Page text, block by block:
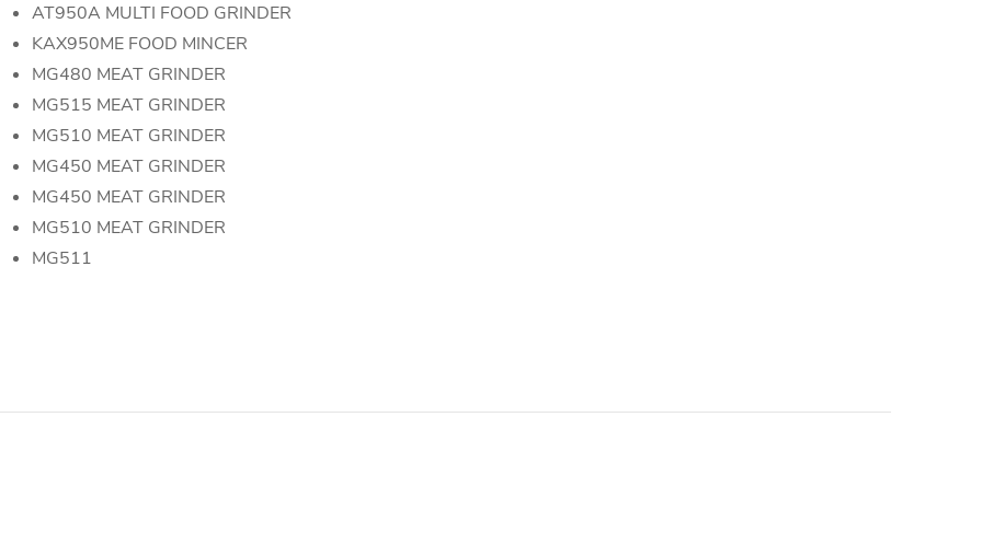
AT950A MULTI FOOD GRINDER
KAX950ME FOOD MINCER
MG480 MEAT GRINDER
MG515 MEAT GRINDER
MG510 MEAT GRINDER
MG450 MEAT GRINDER
MG450 MEAT GRINDER
MG510 MEAT GRINDER
MG511